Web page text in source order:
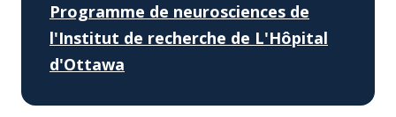
Programme de neurosciences de
l'Institut de recherche de L'Hôpital
d'Ottawa